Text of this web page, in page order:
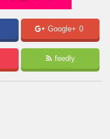
Google+ 0
feedly